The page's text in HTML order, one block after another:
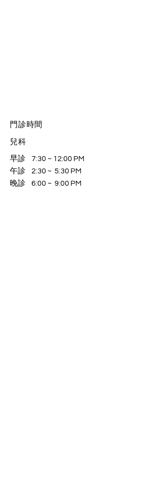
​門診時間
兒科
早診 7:30 ~ 12:00 PM
午診 2:30 ~ 5:30 PM
晚診 6:00 ~ 9:00 PM